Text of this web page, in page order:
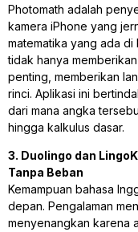
Photomath adalah
kamera iPhone yang
matematika yang ada di
tidak hanya
penting, memberikan
rinci. Aplikasi ini
dari mana angka
hingga kalkulus dasar.
3. Duolingo dan
Tanpa Beban
Kemampuan bahasa
depan. Pengalaman
menyenangkan karena